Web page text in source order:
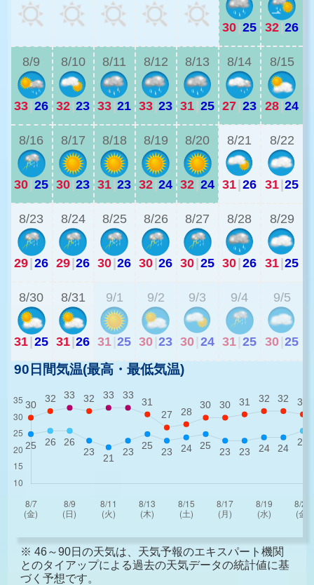
30 25 32 26
8/9
33 26
8/10
32 23
8/11
33 21
8/12
33 23
8/13
31 25
8/14
27 23
8/15
28 24
8/16
30 25
8/17
30 23
8/18
31 23
8/19
32 24
8/20
32 24
8/21
31 26
8/22
31 25
8/23
29 26
8/24
29 26
8/25
30 26
8/26
30 26
8/27
30 25
8/28
30 26
8/29
31 25
8/30
31 25
8/31
31 26
9/1
31 25
9/2
30 23
9/3
30 24
9/4
31 25
9/5
30 25
90日間気温(最高・最低気温)
※ 46～90日の天気は、天気予報のエキスパート機関
とのタイアップによる過去の天気データの統計値に基
づく予想です。